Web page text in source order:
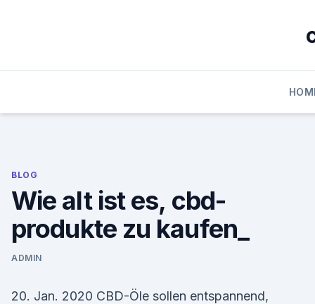
BLOG
Wie alt ist es, cbd-
produkte zu kaufen_
ADMIN
20. Jan. 2020 CBD-Öle sollen entspannend,